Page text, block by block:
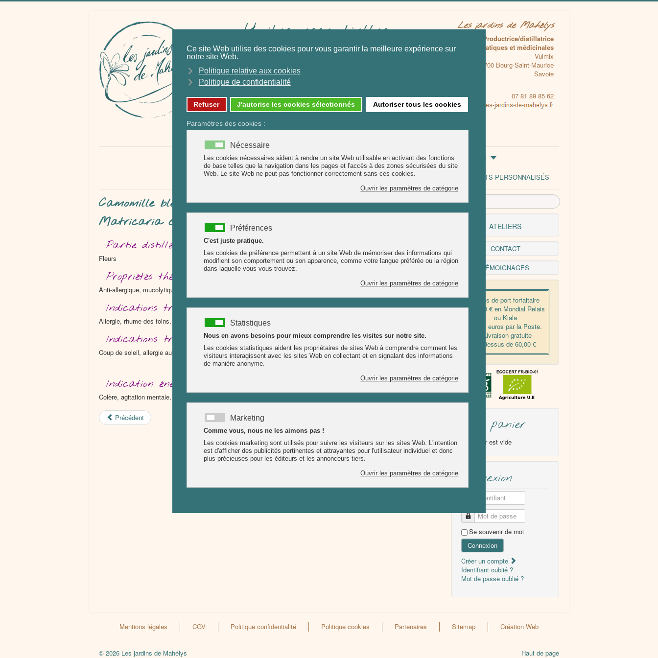
Huiles essentielles
Eaux Florales
Hydrolats
et Baumes
Les jardins de Mahélys
Productrice/distillatrice
Plantes aromatiques et médicinales
Vulmix
73700 Bourg-Saint-Maurice
Savoie
07 81 89 85 62
Ateliers de créations de produits bien être
ACCUEIL PLANTES MAUX LES HYDROLATS BAUMES
LES HUILES
PRODUITS PERSONNALISÉS
Camomille bleue matricaire
Matricaria chamomilla ou recutita
Partie distillée
Fleurs
Propriétés thérapeutiques
Anti-allergique, mucolytique, apaisant et calmant
Indications traditionnelles (voie orale)
Allergie, rhume des foins, ulcère gastrique, allergie au soleil
Indications traditionnelles cosmétiques
Coup de soleil, allergie au soleil, peaux irritées et sensibles, urticaire
Indication énergétiques et psycho-émotionnelles
Colère, agitation mentale, environnement perçu comme agressif, attitude défensive, laquelle provoque des allergies,
Précédent
ATELIERS
CONTACT
TÉMOIGNAGES
- Frais de port forfaitaire
de 5,50 € en Mondial Relais
ou Kiala
- De 8 euros par la Poste.
- Livraison gratuite
au dessus de 60,00 €
Mon panier
Le panier est vide
Connexion
Identifiant
Mot de passe
Se souvenir de moi
Connexion
Créer un compte
Identifiant oublié ?
Mot de passe oublié ?
Mentions légales CGV Politique confidentialité Politique cookies Partenaires Sitemap Création Web
Haut de page
© 2026 Les jardins de Mahélys